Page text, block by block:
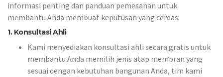
informasi penting dan panduan pemesanan untuk
membantu Anda membuat keputusan yang cerdas:
1. Konsultasi Ahli
Kami menyediakan konsultasi ahli secara gratis untuk
membantu Anda memilih jenis atap membran yang
sesuai dengan kebutuhan bangunan Anda, tim kami